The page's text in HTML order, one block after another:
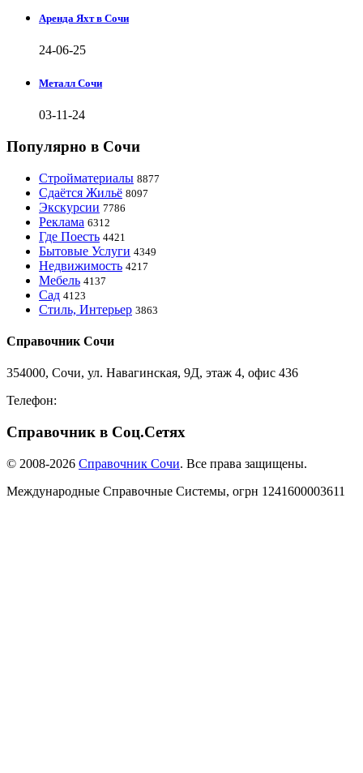
Аренда Яхт в Сочи
24-06-25
Металл Сочи
03-11-24
Популярно в Сочи
Стройматериалы 8877
Сдаётся Жильё 8097
Экскурсии 7786
Реклама 6312
Где Поесть 4421
Бытовые Услуги 4349
Недвижимость 4217
Мебель 4137
Сад 4123
Стиль, Интерьер 3863
Справочник Сочи
354000, Сочи, ул. Навагинская, 9Д, этаж 4, офис 436
Телефон:
Справочник в Соц.Сетях
© 2008-2026 Справочник Сочи. Все права защищены.
Международные Справочные Системы, огрн 1241600003611